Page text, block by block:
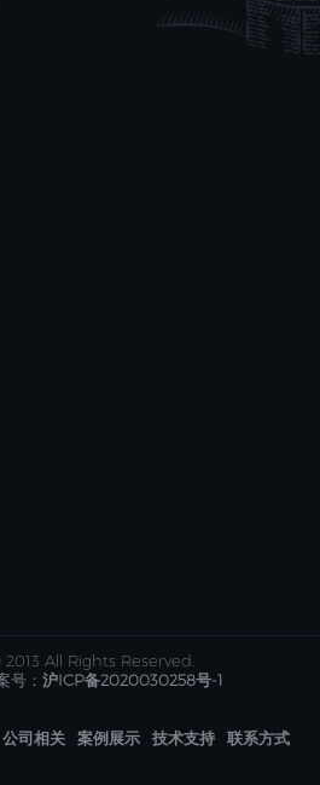
All Rights Reserved.
号： 沪ICP备2020030258号-1
公司相关 案例展示 技术支持 联系方式